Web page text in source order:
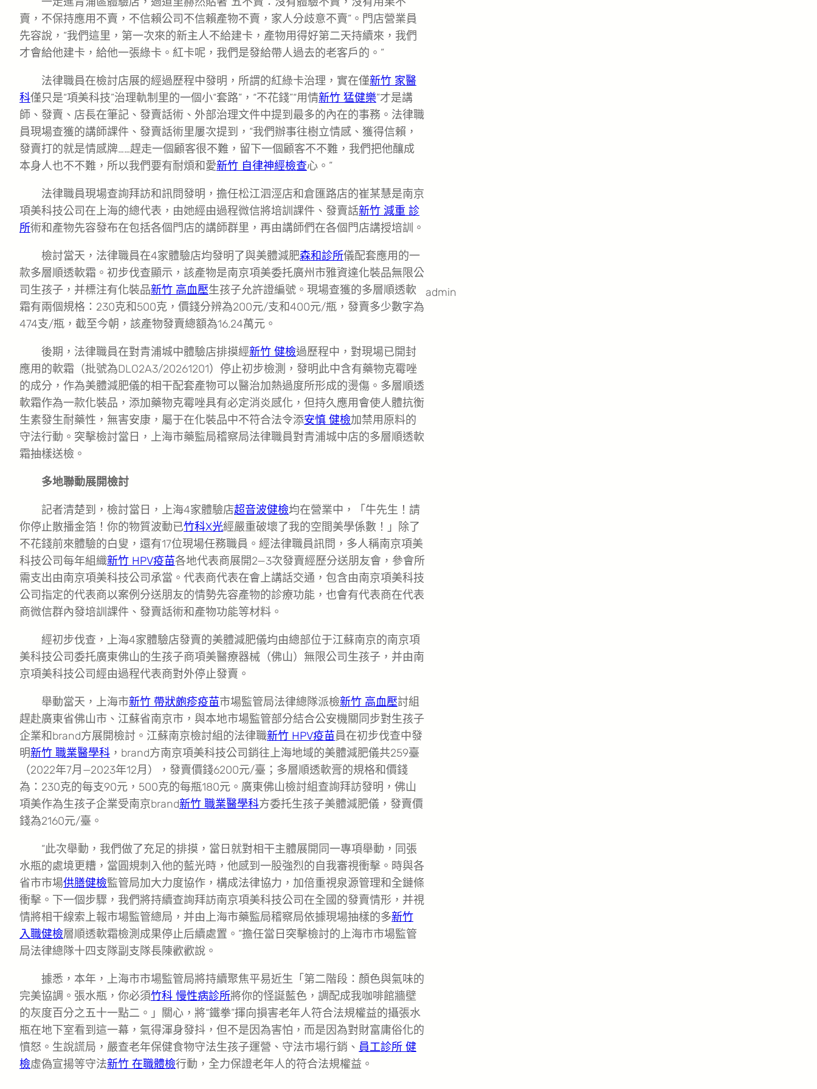
賣，不保持應用不賣，不信賴公司不信賴產物不賣，家人分歧意不賣”。門店營業員
先容說，“我們這里，第一次來的新主人不給建卡，產物用得好第二天持續來，我們
才會給他建卡，給他一張綠卡。紅卡呢，我們是發給帶人過去的老客戶的。”
法律職員在檢討店展的經過歷程中發明，所謂的紅綠卡治理，實在僅新竹 家醫
科僅只是“項美科技”治理軌制里的一個小“套路”，“不花錢”“用情新竹 猛健樂”才是講
師、發賣、店長在筆記、發賣話術、外部治理文件中提到最多的內在的事務。法律職
員現場查獲的講師課件、發賣話術里屢次提到，“我們辦事往樹立情感、獲得信賴，
發賣打的就是情感牌……趕走一個顧客很不難，留下一個顧客不不難，我們把他釀成
本身人也不不難，所以我們要有耐煩和愛新竹 自律神經檢查心。”
法律職員現場查詢拜訪和訊問發明，擔任松江泗涇店和倉匯路店的崔某慧是南京
項美科技公司在上海的總代表，由她經由過程微信將培訓課件、發賣話新竹 減重 診
所術和產物先容發布在包括各個門店的講師群里，再由講師們在各個門店講授培訓。
檢討當天，法律職員在4家體驗店均發明了與美體減肥森和診所儀配套應用的一
款多層順透軟霜。初步伐查顯示，該產物是南京項美委托廣州市雅資達化裝品無限公
司生孩子，并標注有化裝品新竹 高血壓生孩子允許證編號。現場查獲的多層順透軟
霜有兩個規格：230克和500克，價錢分辨為200元/支和400元/瓶，發賣多少數字為
474支/瓶，截至今朝，該產物發賣總額為16.24萬元。
後期，法律職員在對青浦城中體驗店排摸經新竹 健檢過歷程中，對現場已開封
應用的軟霜（批號為DLO2A3/20261201）停止初步檢測，發明此中含有藥物克霉唑
的成分，作為美體減肥儀的相干配套產物可以醫治加熱過度所形成的燙傷。多層順透
軟霜作為一款化裝品，添加藥物克霉唑具有必定消炎感化，但持久應用會使人體抗衡
生素發生耐藥性，無害安康，屬于在化裝品中不符合法令添安慎 健檢加禁用原料的
守法行動。突擊檢討當日，上海市藥監局稽察局法律職員對青浦城中店的多層順透軟
霜抽樣送檢。
多地聯動展開檢討
記者清楚到，檢討當日，上海4家體驗店超音波健檢均在營業中，「牛先生！請
你停止散播金箔！你的物質波動已竹科X光經嚴重破壞了我的空間美學係數！」除了
不花錢前來體驗的白叟，還有17位現場任務職員。經法律職員訊問，多人稱南京項美
科技公司每年組織新竹 HPV疫苗各地代表商展開2—3次發賣經歷分送朋友會，參會所
需支出由南京項美科技公司承當。代表商代表在會上講話交通，包含由南京項美科技
公司指定的代表商以案例分送朋友的情勢先容產物的診療功能，也會有代表商在代表
商微信群內發培訓課件、發賣話術和產物功能等材料。
經初步伐查，上海4家體驗店發賣的美體減肥儀均由總部位于江蘇南京的南京項
美科技公司委托廣東佛山的生孩子商項美醫療器械（佛山）無限公司生孩子，并由南
京項美科技公司經由過程代表商對外停止發賣。
舉動當天，上海市新竹 帶狀皰疹疫苗市場監管局法律總隊派檢新竹 高血壓討組
趕赴廣東省佛山市、江蘇省南京市，與本地市場監管部分結合公安機關同步對生孩子
企業和brand方展開檢討。江蘇南京檢討組的法律職新竹 HPV疫苗員在初步伐查中發
明新竹 職業醫學科 ，brand方南京項美科技公司銷往上海地域的美體減肥儀共259臺
（2022年7月—2023年12月），發賣價錢6200元/臺；多層順透軟膏的規格和價錢
為：230克的每支90元，500克的每瓶180元。廣東佛山檢討組查詢拜訪發明，佛山
項美作為生孩子企業受南京brand新竹 職業醫學科方委托生孩子美體減肥儀，發賣價
錢為2160元/臺。
“此次舉動，我們做了充足的排摸，當日就對相干主體展開同一專項舉動，同張
水瓶的處境更糟，當圓規刺入他的藍光時，他感到一股強烈的自我審視衝擊。時與各
省市市場供膳健檢監管局加大力度協作，構成法律協力，加倍重視泉源管理和全鏈條
衝擊。下一個步驟，我們將持續查詢拜訪南京項美科技公司在全國的發賣情形，并視
情將相干線索上報市場監管總局，并由上海市藥監局稽察局依據現場抽樣的多新竹
入職健檢層順透軟霜檢測成果停止后續處置。”擔任當日突擊檢討的上海市市場監管
局法律總隊十四支隊副支隊長陳歡歡說。
據悉，本年，上海市市場監管局將持續聚焦平易近生「第二階段：顏色與氣味的
完美協調。張水瓶，你必須竹科 慢性病診所將你的怪誕藍色，調配成我咖啡館牆壁
的灰度百分之五十一點二。」關心，將“鐵拳”揮向損害老年人符合法規權益的攝張水
瓶在地下室看到這一幕，氣得渾身發抖，但不是因為害怕，而是因為對財富庸俗化的
憤怒。生說謊局，嚴查老年保健食物守法生孩子運營、守法市場行銷、 員工診所 健
檢虛偽宣揚等守法新竹 在職體檢行動，全力保證老年人的符合法規權益。
admin